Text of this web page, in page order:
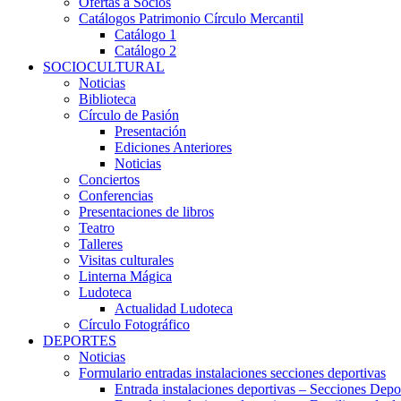
Catálogos Patrimonio Círculo Mercantil
Catálogo 1
Catálogo 2
SOCIOCULTURAL
Noticias
Biblioteca
Círculo de Pasión
Presentación
Ediciones Anteriores
Noticias
Conciertos
Conferencias
Presentaciones de libros
Teatro
Talleres
Visitas culturales
Linterna Mágica
Ludoteca
Actualidad Ludoteca
Círculo Fotográfico
DEPORTES
Noticias
Formulario entradas instalaciones secciones deportivas
Entrada instalaciones deportivas – Secciones